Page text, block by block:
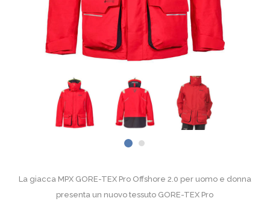
La giacca MPX GORE-TEX Pro Offshore 2.0 per uomo e donna
presenta un nuovo tessuto GORE-TEX Pro